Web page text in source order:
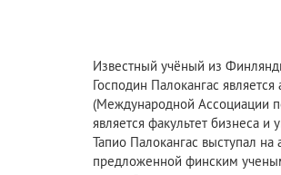
Известный учёный из
Господин Палокангас
(Международной Ассоциации
является факультет бизнеса и
Тапио Палокангас выступал
предложенной финским